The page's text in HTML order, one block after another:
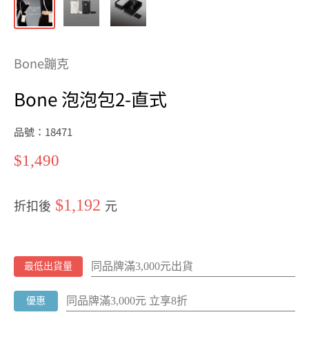
Bone蹦克
Bone 泡泡包2-直式
品號：18471
特
$1,490
折扣後 $1,192 元
最低出貨量 同品牌滿3,000元出貨
優惠 同品牌滿3,000元 立享8折